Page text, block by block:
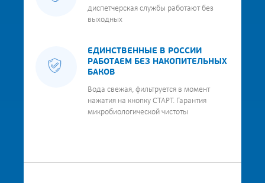
диспетчерская службы работают без
выходных
ЕДИНСТВЕННЫЕ В РОССИИ
РАБОТАЕМ БЕЗ НАКОПИТЕЛЬНЫХ
БАКОВ
Вода свежая, фильтруется в момент
нажатия на кнопку СТАРТ. Гарантия
микробиологической чистоты